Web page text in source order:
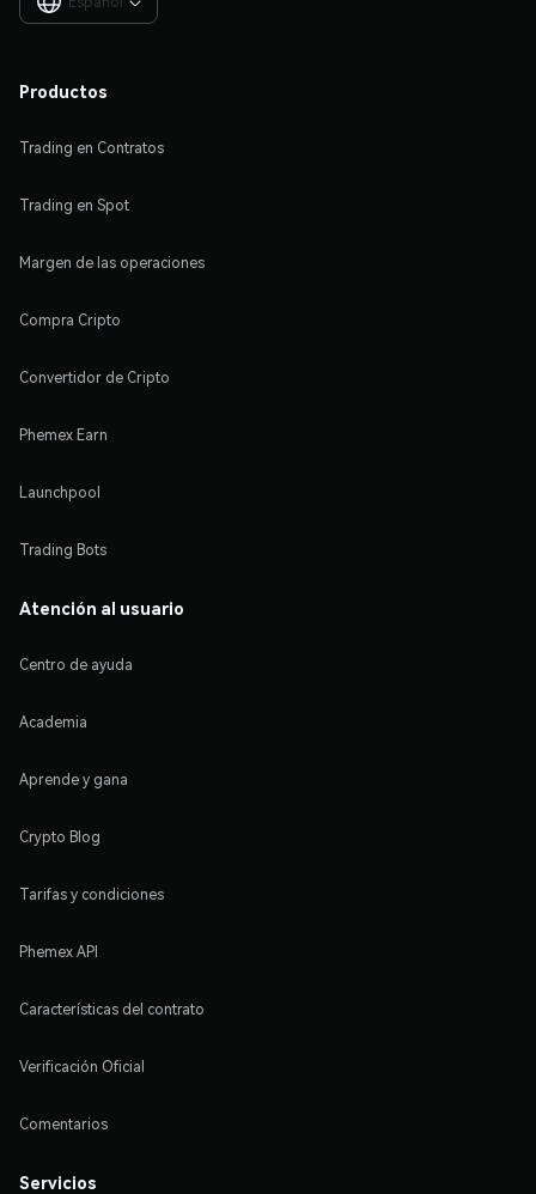
Productos
Trading en Contratos
Trading en Spot
Margen de las operaciones
Compra Cripto
Convertidor de Cripto
Phemex Earn
Launchpool
Trading Bots
Atención al usuario
Centro de ayuda
Academia
Aprende y gana
Crypto Blog
Tarifas y condiciones
Phemex API
Características del contrato
Verificación Oficial
Comentarios
Servicios